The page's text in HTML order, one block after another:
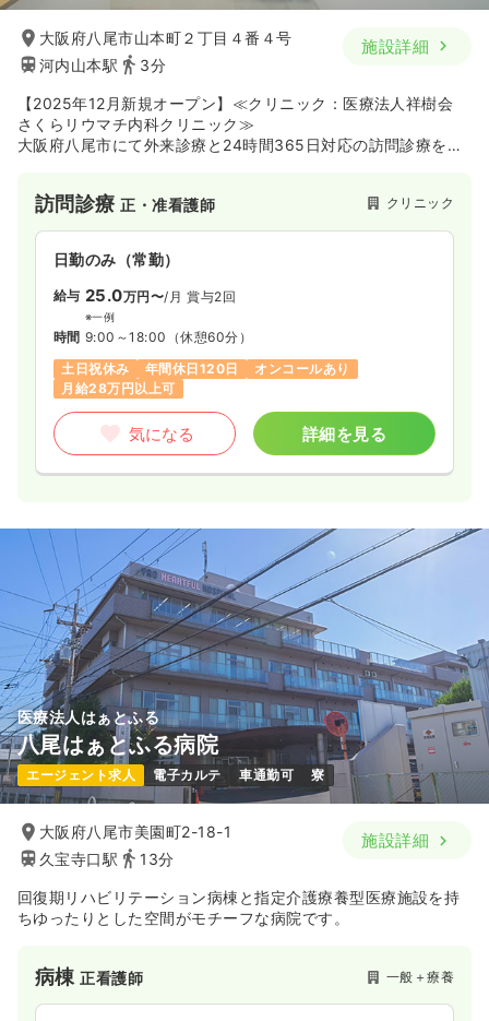
大阪府八尾市山本町２丁目４番４号
河内山本駅
3分
施設詳細
【2025年12月新規オープン】≪クリニック：医療法人祥樹会
さくらリウマチ内科クリニック≫
大阪府八尾市にて外来診療と24時間365日対応の訪問診療を行
では精神科の医師も在籍してうつ病や認知症などの精神疾患に
も対応しています。複数の疾患を抱える患者様を総合的にサポ
ートできる体制が整っており、専門的な外来診療や幅広い症状
に対応する在宅医療に携わりながら地域医療に貢献したい方に
おすすめの施設です
訪問診療正・准看護師 クリニック
日勤のみ（常勤）
給与 25.0万円〜/月 賞与2回
※一例
時間 9:00～18:00 （休憩60分）
土日祝休み
年間休日120日
オンコールあり
月給28万円以上可
気になる 詳細を見る
医療法人はぁとふる
八尾はぁとふる病院
エージェント求人 電子カルテ 車通勤可 寮
大阪府八尾市美園町2-18-1
久宝寺口駅
13分
施設詳細
回復期リハビリテーション病棟と指定介護療養型医療施設を持
ちゆったりとした空間がモチーフな病院です。
病棟正看護師 一般＋療養